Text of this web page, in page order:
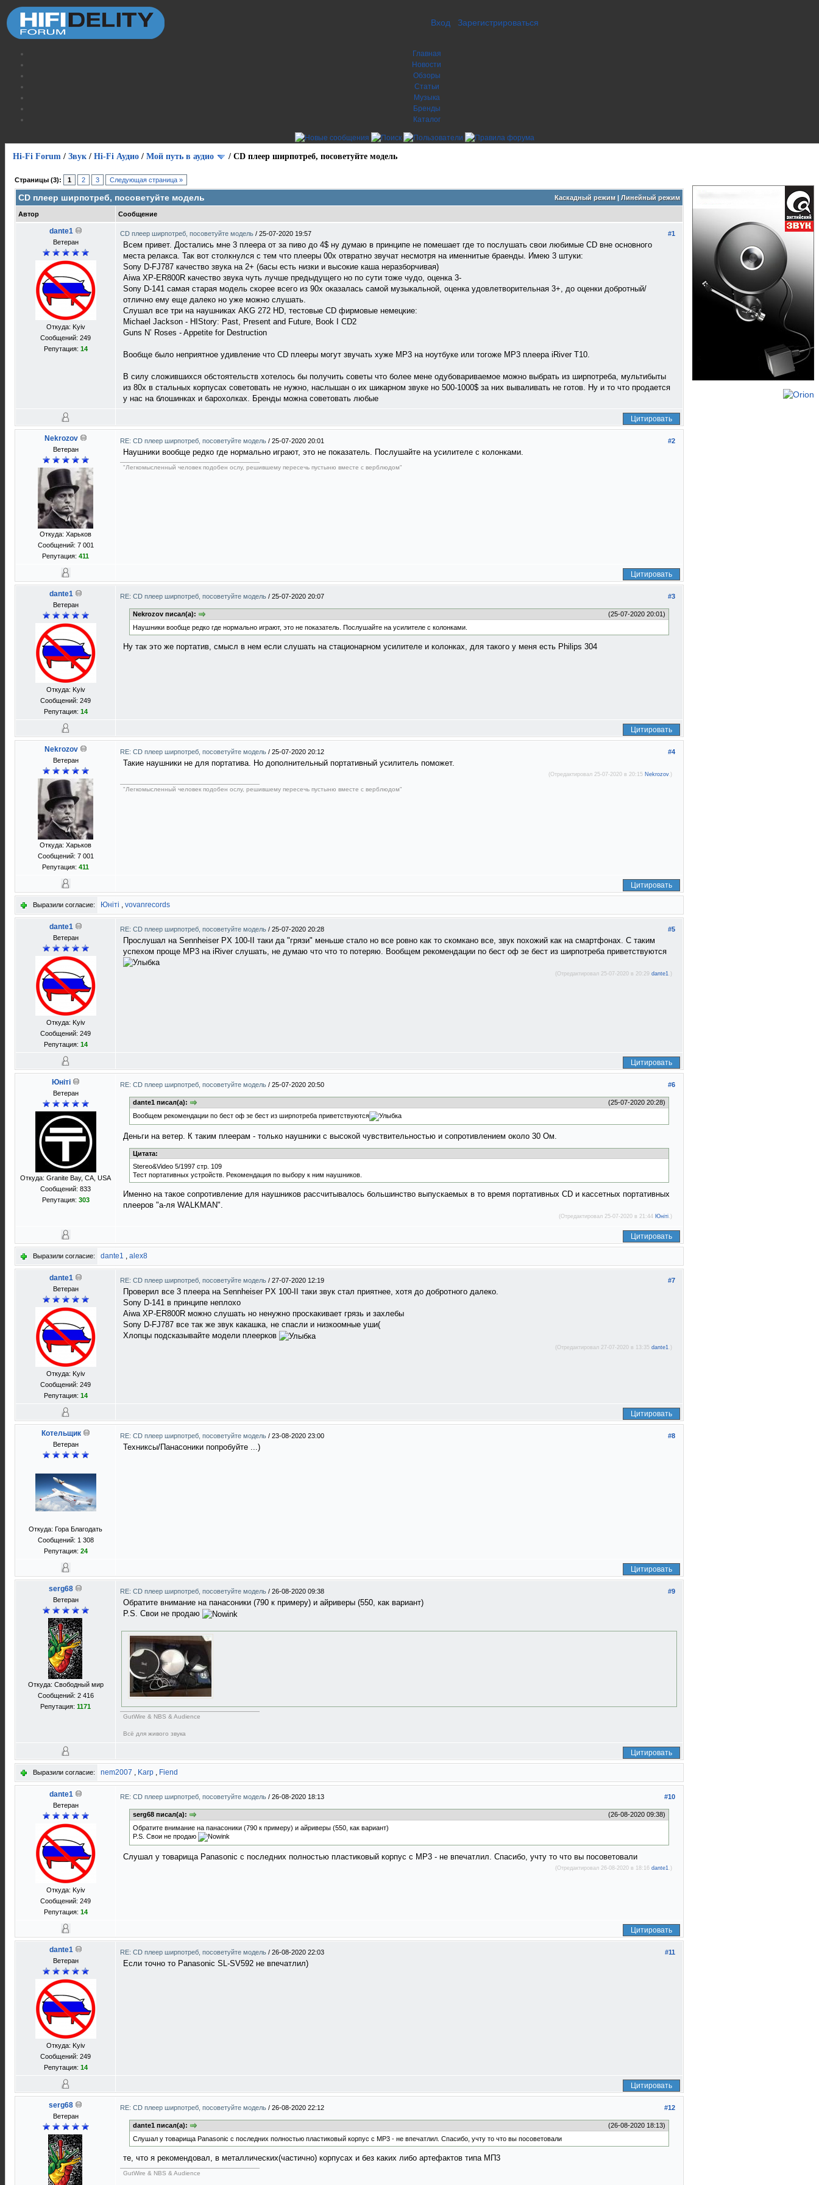
Вход Зарегистрироваться
Главная
Новости
Обзоры
Статьи
Музыка
Бренды
Каталог
Hi-Fi Forum / Звук / Hi-Fi Аудио / Мой путь в аудио / CD плеер ширпотреб, посоветуйте модель
Страницы (3): 1 2 3 Следующая страница »
Каскадный режим| Линейный режим
CD плеер ширпотреб, посоветуйте модель
Автор Сообщение
dante1
Ветеран
Откуда: Kyiv
Сообщений: 249
Репутация: 14
#1
CD плеер ширпотреб, посоветуйте модель / 25-07-2020 19:57
Всем привет. Достались мне 3 плеера от за пиво до 4$ ну думаю в принципе не помешает где то послушать свои любимые CD вне основного
места релакса. Так вот столкнулся с тем что плееры 00х отвратно звучат несмотря на именнитые браенды. Имею 3 штуки:
Sony D-FJ787 качество звука на 2+ (басы есть низки и высокие каша неразборчивая)
Aiwa XP-ER800R качество звука чуть лучше предыдущего но по сути тоже чудо, оценка 3-
Sony D-141 самая старая модель скорее всего из 90х оказалась самой музыкальной, оценка удовлетворительная 3+, до оценки добротный/
отлично ему еще далеко но уже можно слушать.
Слушал все три на наушниках AKG 272 HD, тестовые CD фирмовые немецкие:
Michael Jackson - HIStory: Past, Present and Future, Book I CD2
Guns N’ Roses - Appetite for Destruction
Вообще было неприятное удивление что CD плееры могут звучать хуже MP3 на ноутбуке или тогоже MP3 плеера iRiver T10.
В силу сложившихся обстоятельств хотелось бы получить советы что более мене одубовариваемое можно выбрать из ширпотреба, мультибыты
из 80х в стальных корпусах советовать не нужно, наслышан о их шикарном звуке но 500-1000$ за них вываливать не готов. Ну и то что продается
у нас на блошинках и барохолках. Бренды можна советовать любые
Цитировать
Nekrozov
Ветеран
Откуда: Харьков
Сообщений: 7 001
Репутация: 411
#2
RE: CD плеер ширпотреб, посоветуйте модель / 25-07-2020 20:01
Наушники вообще редко где нормально играют, это не показатель. Послушайте на усилителе с колонками.
"Легкомысленный человек подобен ослу, решившему пересечь пустыню вместе с верблюдом"
Цитировать
dante1
Ветеран
Откуда: Kyiv
Сообщений: 249
Репутация: 14
#3
RE: CD плеер ширпотреб, посоветуйте модель / 25-07-2020 20:07
(25-07-2020 20:01)
Nekrozov писал(а):
Наушники вообще редко где нормально играют, это не показатель. Послушайте на усилителе с колонками.
Ну так это же портатив, смысл в нем если слушать на стационарном усилителе и колонках, для такого у меня есть Philips 304
Цитировать
Nekrozov
Ветеран
Откуда: Харьков
Сообщений: 7 001
Репутация: 411
#4
RE: CD плеер ширпотреб, посоветуйте модель / 25-07-2020 20:12
Такие наушники не для портатива. Но дополнительный портативный усилитель поможет.
(Отредактировал 25-07-2020 в 20:15 Nekrozov.)
"Легкомысленный человек подобен ослу, решившему пересечь пустыню вместе с верблюдом"
Цитировать
Выразили согласие: Юнiтi , vovanrecords
dante1
Ветеран
Откуда: Kyiv
Сообщений: 249
Репутация: 14
#5
RE: CD плеер ширпотреб, посоветуйте модель / 25-07-2020 20:28
Прослушал на Sennheiser PX 100-II таки да "грязи" меньше стало но все ровно как то скомкано все, звук похожий как на смартфонах. С таким
успехом проще MP3 на iRiver слушать, не думаю что что то потеряю. Вообщем рекомендации по бест оф зе бест из ширпотреба приветствуются
(Отредактировал 25-07-2020 в 20:29 dante1.)
Цитировать
Юнiтi
Ветеран
Откуда: Granite Bay, CA, USA
Сообщений: 833
Репутация: 303
#6
RE: CD плеер ширпотреб, посоветуйте модель / 25-07-2020 20:50
(25-07-2020 20:28)
dante1 писал(а):
Вообщем рекомендации по бест оф зе бест из ширпотреба приветствуются
Деньги на ветер. К таким плеерам - только наушники с высокой чувствительностью и сопротивлением около 30 Ом.
Цитата:
Stereo&Video 5/1997 стр. 109
Тест портативных устройств. Рекомендация по выбору к ним наушников.
Именно на такое сопротивление для наушников рассчитывалoсь большинство выпускаемых в то время портативных CD и кассетных портативных
плееров "а-ля WALKMAN".
(Отредактировал 25-07-2020 в 21:44 Юнiтi.)
Цитировать
Выразили согласие: dante1 , alex8
dante1
Ветеран
Откуда: Kyiv
Сообщений: 249
Репутация: 14
#7
RE: CD плеер ширпотреб, посоветуйте модель / 27-07-2020 12:19
Проверил все 3 плеера на Sennheiser PX 100-II таки звук стал приятнее, хотя до добротного далеко.
Sony D-141 в принципе неплохо
Aiwa XP-ER800R можно слушать но ненужно проскакивает грязь и захлебы
Sony D-FJ787 все так же звук какашка, не спасли и низкоомные уши(
Хлопцы подсказывайте модели плеерков
(Отредактировал 27-07-2020 в 13:35 dante1 .)
Цитировать
Котельщик
Ветеран
Откуда: Гора Благодать
Сообщений: 1 308
Репутация: 24
#8
RE: CD плеер ширпотреб, посоветуйте модель / 23-08-2020 23:00
Техниксы/Панасоники попробуйте ...)
Цитировать
serg68
Ветеран
Откуда: Свободный мир
Сообщений: 2 416
Репутация: 1171
#9
RE: CD плеер ширпотреб, посоветуйте модель / 26-08-2020 09:38
Обратите внимание на панасоники (790 к примеру) и айриверы (550, как вариант)
P.S. Свои не продаю
GutWire & NBS & Audience
Всё для живого звука
Цитировать
Выразили согласие: nem2007 , Karp , Fiend
dante1
Ветеран
Откуда: Kyiv
Сообщений: 249
Репутация: 14
#10
RE: CD плеер ширпотреб, посоветуйте модель / 26-08-2020 18:13
(26-08-2020 09:38)
serg68 писал(а):
Обратите внимание на панасоники (790 к примеру) и айриверы (550, как вариант)
P.S. Свои не продаю
Слушал у товарища Panasonic с последних полностью пластиковый корпус с МР3 - не впечатлил. Спасибо, учту то что вы посоветовали
(Отредактировал 26-08-2020 в 18:16 dante1.)
Цитировать
dante1
Ветеран
Откуда: Kyiv
Сообщений: 249
Репутация: 14
#11
RE: CD плеер ширпотреб, посоветуйте модель / 26-08-2020 22:03
Если точно то Panasonic SL-SV592 не впечатлил)
Цитировать
serg68
Ветеран
#12
RE: CD плеер ширпотреб, посоветуйте модель / 26-08-2020 22:12
(26-08-2020 18:13)
dante1 писал(а):
Слушал у товарища Panasonic с последних полностью пластиковый корпус с МР3 - не впечатлил. Спасибо, учту то что вы посоветовали
те, что я рекомендовал, в металлических(частично) корпусах и без каких либо артефактов типа МП3
GutWire & NBS & Audience